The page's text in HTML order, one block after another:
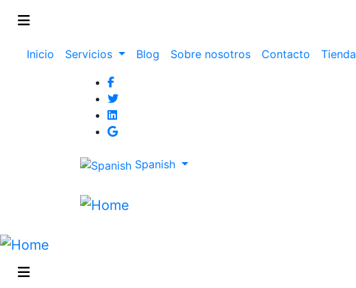
Main
navigation
Inicio Servicios Blog Sobre nosotros Contacto Tienda
Spanish